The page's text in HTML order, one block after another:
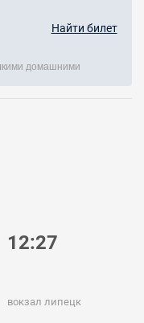
Найти билет
домашними
12:27
вокзал липецк